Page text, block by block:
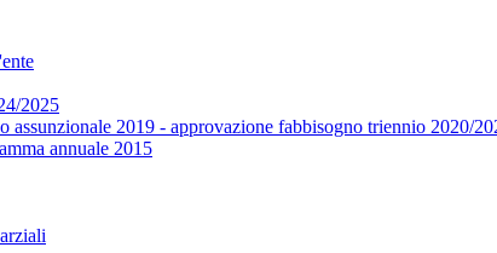
2025
2019 - approvazione fabbisogno triennio 2020/
annuale 2015